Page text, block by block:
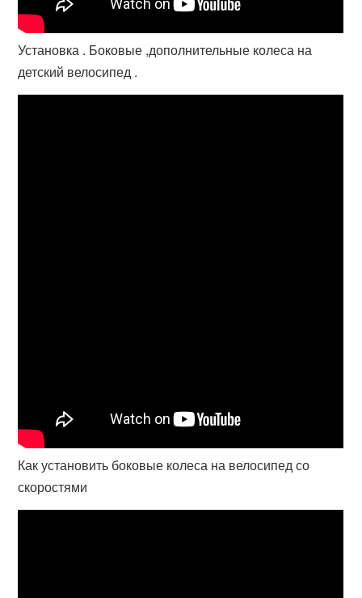
Установка . Боковые ,дополнительные колеса на
детский велосипед .
Как установить боковые колеса на велосипед со
скоростями